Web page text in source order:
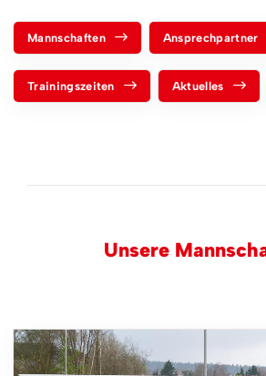
Mannschaften Ansprechpartner
Trainingszeiten Aktuelles
Unsere